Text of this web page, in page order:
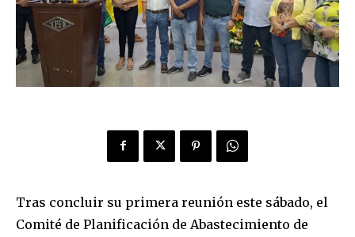
Tras concluir su primera reunión este sábado, el
Comité de Planificación de Abastecimiento de